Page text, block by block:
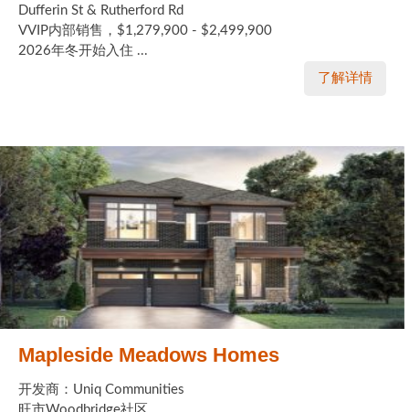
Dufferin St & Rutherford Rd
VVIP内部销售，$1,279,900 - $2,499,900
2026年冬开始入住 ...
了解详情
Mapleside Meadows Homes
开发商：Uniq Communities